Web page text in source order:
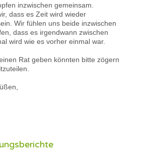
inzwischen gemeinsam.
dass es Zeit wird wieder
Wir fühlen uns beide inzwischen
dass es irgendwann zwischen
wird wie es vorher einmal war.
Rat geben könnten bitte zögern